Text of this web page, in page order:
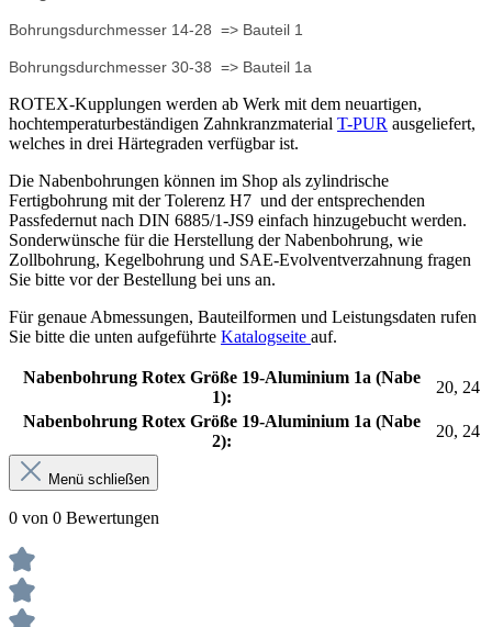
Bohrungsdurchmesser 14-28 => Bauteil 1
Bohrungsdurchmesser 30-38 => Bauteil 1a
ROTEX-Kupplungen werden ab Werk mit dem neuartigen,
hochtemperaturbeständigen Zahnkranzmaterial T-PUR ausgeliefert,
welches in drei Härtegraden verfügbar ist.
Die Nabenbohrungen können im Shop als zylindrische
Fertigbohrung mit der Tolerenz H7 und der entsprechenden
Passfedernut nach DIN 6885/1-JS9 einfach hinzugebucht werden.
Sonderwünsche für die Herstellung der Nabenbohrung, wie
Zollbohrung, Kegelbohrung und SAE-Evolventverzahnung fragen
Sie bitte vor der Bestellung bei uns an.
Für genaue Abmessungen, Bauteilformen und Leistungsdaten rufen
Sie bitte die unten aufgeführte Katalogseite auf.
Nabenbohrung Rotex Größe 19-Aluminium 1a (Nabe
1):
20, 24
Nabenbohrung Rotex Größe 19-Aluminium 1a (Nabe
2):
20, 24
Menü schließen
0 von 0 Bewertungen